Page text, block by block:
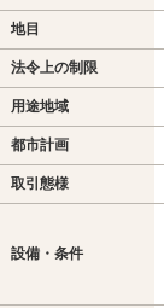
地目
法令上の制限
用途地域
都市計画
取引態様
設備・条件